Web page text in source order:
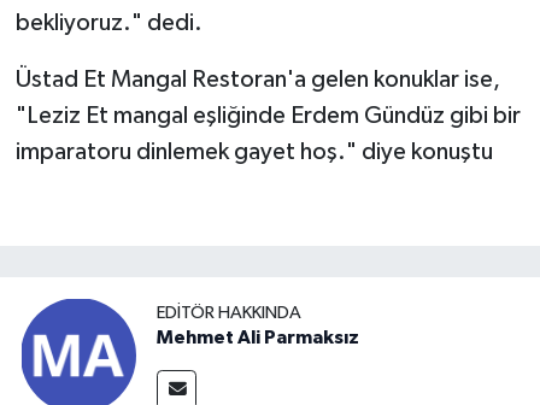
bekliyoruz." dedi.
Üstad Et Mangal Restoran'a gelen konuklar ise,
"Leziz Et mangal eşliğinde Erdem Gündüz gibi bir
imparatoru dinlemek gayet hoş." diye konuştu
EDITÖR HAKKINDA
Mehmet Ali Parmaksız